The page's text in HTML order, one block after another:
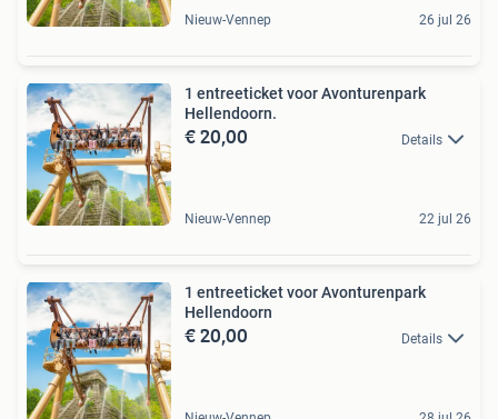
Nieuw-Vennep 26 jul 26
1 entreeticket voor Avonturenpark
Hellendoorn.
€ 20,00 Details
Nieuw-Vennep 22 jul 26
1 entreeticket voor Avonturenpark
Hellendoorn
€ 20,00 Details